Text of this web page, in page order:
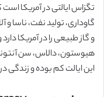
تگزاس ایالتی در آمریکا
گاوداری، تولید نفت، ناسا
و گاز طبیعی را در آمریکا
هیوستون، دالاس، سن
این ایالت کم بوده و